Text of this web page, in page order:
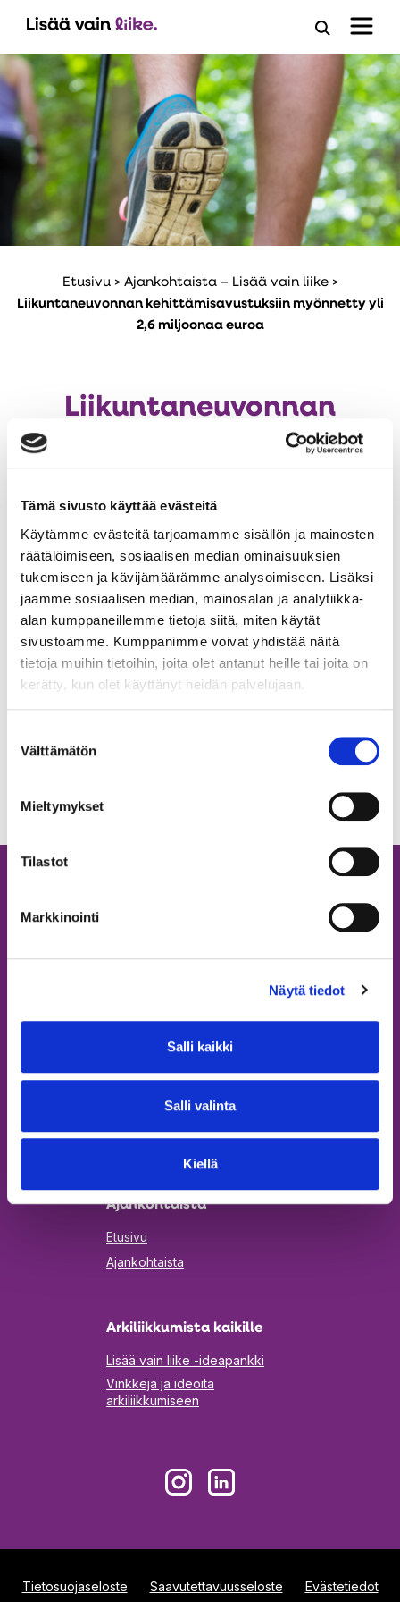
Tämä sivusto käyttää evästeitä
Käytämme evästeitä tarjoamamme sisällön ja mainosten
räätälöimiseen, sosiaalisen median ominaisuuksien
tukemiseen ja kävijämäärämme analysoimiseen. Lisäksi
jaamme sosiaalisen median, mainosalan ja analytiikka-
alan kumppaneillemme tietoja siitä, miten käytät
sivustoamme. Kumppanimme voivat yhdistää näitä
tietoja muihin tietoihin, joita olet antanut heille tai joita on
kerätty, kun olet käyttänyt heidän palvelujaan.
valinta
Välttämätön
Mieltymykset
Tilastot
Markkinointi
Näytä tiedot
Salli kaikki
Salli valinta
Kiellä
Avaa
Etusivu> Ajankohtaista – Lisää vain liike>
Liikuntaneuvonnan kehittämisavustuksiin myönnetty yli
2,6 miljoonaa euroa
Liikuntaneuvonnan
kehittämisavustuksiin
myönnetty yli 2,6
miljoonaa euroa
Valtakunnallinen Lupa- ja valvontavirasto on myöntänyt
kunnille, kuntayhtymille ja toisen asteen koulutuksen
järjestäjille yhteensä 2 619 300 euroa liikuntaneuvonnan
kehittämiseen vuodelle 2026. Kehittämisavustus kuuluu
Suomi liikkeelle -ohjelmaan, jonka tavoitteena on saada
kaikenikäiset liikkumaan enemmän.
uuteen
välilehteen
Yhteystiedot
Tilaa uutiskirje
Aukeaa
välilehteen
Ajankohtaista
Etusivu
Ajankohtaista
Arkiliikkumista kaikille
Lisää vain liike -ideapankki
Vinkkejä ja ideoita
arkiliikkumiseen
Aukeaa
uuteen
Aukeaa
uuteen
Tietosuojaseloste Saavutettavuusseloste Evästetiedot